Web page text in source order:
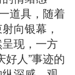
道具，随着
向银幕，
现，一方
好人”事迹的